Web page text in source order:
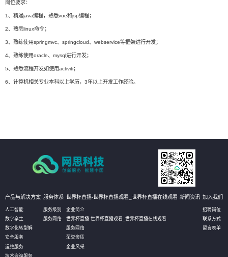
岗位要求：
1、精通java编程，熟悉vue和jsp编程；
2、熟悉linux命令；
3、熟练使用springmvc、springcloud、webservice等框架进行开发；
4、熟练使用oracle、mysql进行开发；
5、熟悉流程开发如使用activiti；
6、计算机相关专业本科以上学历，3年以上开发工作经验。
产品与解决方案
人工智能
数字孪生
数字化转型解
安全服务
运维服务
技术咨询服务
服务体系
服务级别
服务网络
世界杯直播-世界杯直播观看_世界杯直播在线观看
企业简介
世界杯直播-世界杯直播观看_世界杯直播在线观看
服务网络
荣誉资质
企业风采
新闻资讯 加入我们
招聘岗位
联系方式
留言表单